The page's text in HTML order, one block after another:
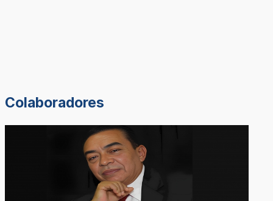
Colaboradores